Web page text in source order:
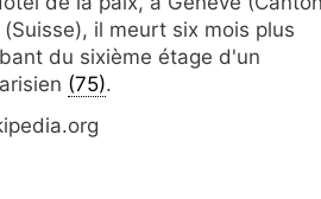
il meurt six mois plus
du sixième étage d'un
(75).